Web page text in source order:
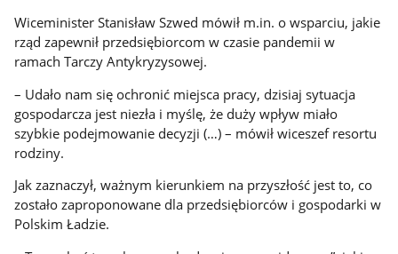
Wiceminister Stanisław Szwed mówił m.in. o wsparciu, jakie
rząd zapewnił przedsiębiorcom w czasie pandemii w
ramach Tarczy Antykryzysowej.
– Udało nam się ochronić miejsca pracy, dzisiaj sytuacja
gospodarcza jest niezła i myślę, że duży wpływ miało
szybkie podejmowanie decyzji (…) – mówił wiceszef resortu
rodziny.
Jak zaznaczył, ważnym kierunkiem na przyszłość jest to, co
zostało zaproponowane dla przedsiębiorców i gospodarki w
Polskim Ładzie.